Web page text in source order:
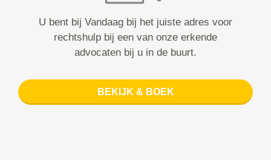
U bent bij Vandaag bij het juiste adres voor
rechtshulp bij een van onze erkende
advocaten bij u in de buurt.
BEKIJK & BOEK